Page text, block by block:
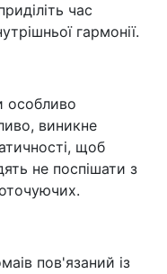
час
гармонії.
особливо
виникне
щоб
не поспішати з
пов'язаний із